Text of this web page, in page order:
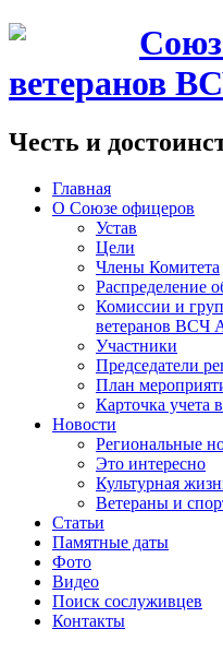
ветеранов
Честь и
Главная
О Союзе офицеров
Устав
Цели
Члены Комитета
Распределение
Комиссии и
ветеранов ВСЧ
Участники
Председатели
План
Карточка
Новости
Региональные
Это интересно
Культурная
Ветераны и
Статьи
Памятные даты
Фото
Видео
Поиск сослуживцев
Контакты